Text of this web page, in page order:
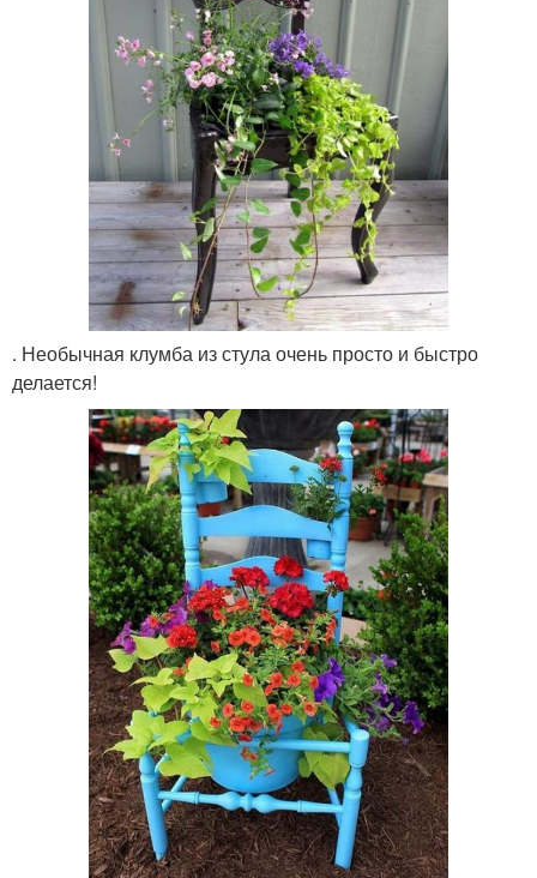
. Необычная клумба из стула очень просто и быстро
делается!